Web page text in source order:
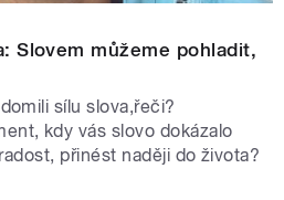
Slovem můžeme pohladit,
sílu slova,řeči?
kdy vás slovo dokázalo
přinést naději do života?